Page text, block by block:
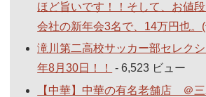
ほど旨いです！！そして、お値段
会社の新年会3名で、14万円也。
滝川第二高校サッカー部セレク
年8月30日！！
- 6,523 ビュー
【中華】中華の有名老舗店 ＠